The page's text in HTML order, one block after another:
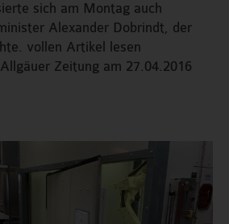
sich am Montag auch
Alexander Dobrindt, der
vollen Artikel lesen
Zeitung am 27.04.2016